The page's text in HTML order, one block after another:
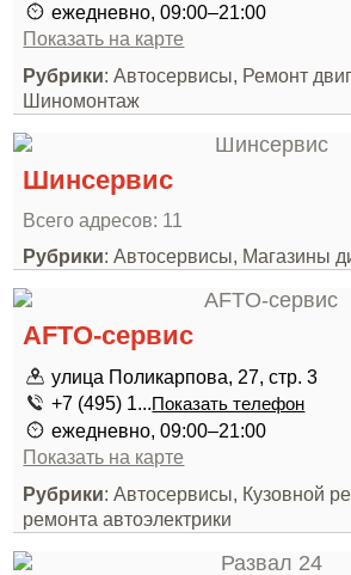
ежедневно, 09:00–21:00
Показать на карте
Рубрики: Автосервисы, Ремонт
Шиномонтаж
Шинсервис
Всего адресов: 11
Рубрики: Автосервисы, Магазины
AFTO-сервис
улица Поликарпова, 27, стр. 3
+7 (495) 1...Показать телефон
ежедневно, 09:00–21:00
Показать на карте
Рубрики: Автосервисы, Кузовной
ремонта автоэлектрики